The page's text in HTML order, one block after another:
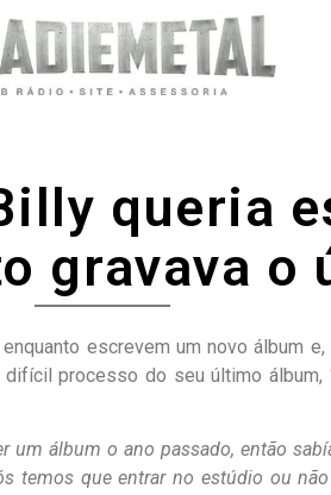
queria
gravava o
escrevem um novo álbum
processo do seu último álbum,
um álbum o ano passado, então
temos que entrar no estúdio ou